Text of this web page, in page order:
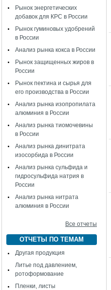
Рынок энергетических
добавок для КРС в России
Рынок гуминовых удобрений
в России
Анализ рынка кокса в России
Рынок защищенных жиров в
России
Рынок пектина и сырья для
его производства в России
Анализ рынка изопропилата
алюминия в России
Анализ рынка тиомочевины
в России
Анализ рынка динитрата
изосорбида в России
Анализ рынка сульфида и
гидросульфида натрия в
России
Анализ рынка нитрата
алюминия в России
Все отчеты
ОТЧЕТЫ ПО ТЕМАМ
Другая продукция
Литье под давлением,
ротоформование
Пленки, листы